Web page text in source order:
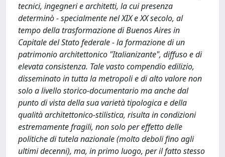
tecnici, ingegneri e architetti, la cui presenza
determinò - specialmente nel XIX e XX secolo, al
tempo della trasformazione di Buenos Aires in
Capitale del Stato federale - la formazione di un
patrimonio architettonico "Italianizante", diffuso e di
elevata consistenza. Tale vasto compendio edilizio,
disseminato in tutta la metropoli e di alto valore non
solo a livello storico-documentario ma anche dal
punto di vista della sua varietà tipologica e della
qualità architettonico-stilistica, risulta in condizioni
estremamente fragili, non solo per effetto delle
politiche di tutela nazionale (molto deboli fino agli
ultimi decenni), ma, in primo luogo, per il fatto stesso